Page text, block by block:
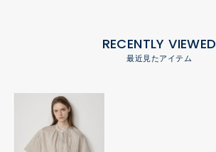
RECENTLY VIEWED
最近見たアイテム